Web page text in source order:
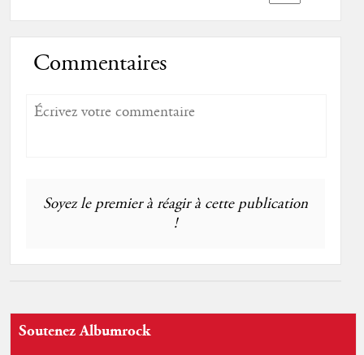
Commentaires
Soyez le premier à réagir à cette publication
!
Soutenez Albumrock